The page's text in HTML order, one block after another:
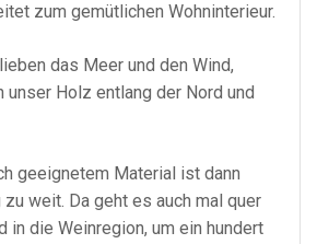
zum gemütlichen Wohninterieur.
das Meer und den Wind,
unser Holz entlang der Nord und
geeignetem Material ist dann
weit. Da geht es auch mal quer
in die Weinregion, um ein hundert